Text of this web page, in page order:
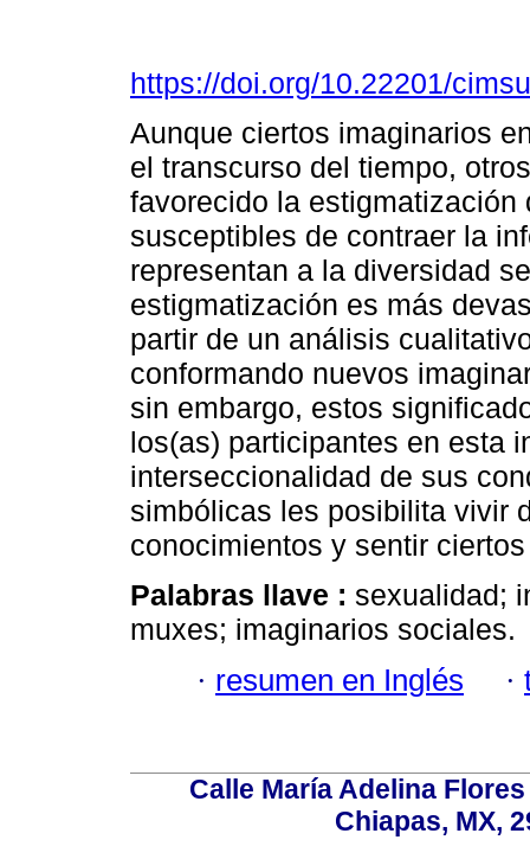
https://doi.org/10.22201/
Aunque ciertos imaginarios
el transcurso del tiempo,
favorecido la
susceptibles de contraer la
representan a la diversidad
estigmatización es más
partir de un análisis
conformando nuevos
sin embargo, estos
los(as) participantes en esta
interseccionalidad de sus
simbólicas les posibilita vivir
conocimientos y sentir
Palabras llave : sexualidad;
muxes; imaginarios sociales.
· resumen en Inglés ·
Calle María Adelina
Chiapas, MX,